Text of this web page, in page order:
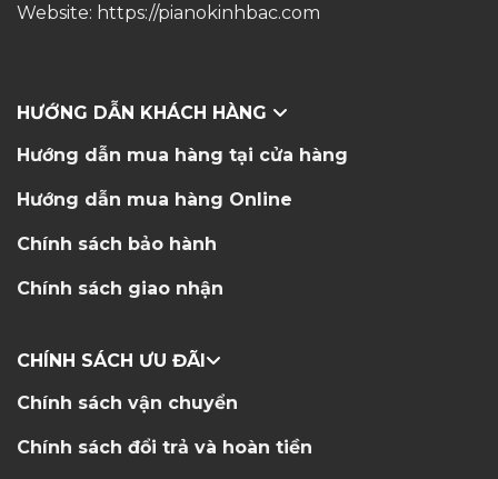
Website: https://pianokinhbac.com
HƯỚNG DẪN KHÁCH HÀNG
Hướng dẫn mua hàng tại cửa hàng
Hướng dẫn mua hàng Online
Chính sách bảo hành
Chính sách giao nhận
CHÍNH SÁCH ƯU ĐÃI
Chính sách vận chuyển
Chính sách đổi trả và hoàn tiền